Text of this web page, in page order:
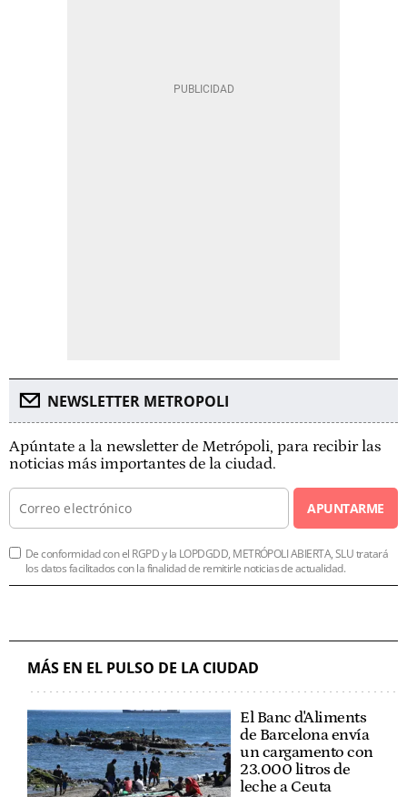
NEWSLETTER METROPOLI
Apúntate a la newsletter de Metrópoli, para recibir las
noticias más importantes de la ciudad.
APUNTARME
De conformidad con el RGPD y la LOPDGDD, METRÓPOLI ABIERTA, SLU tratará
los datos facilitados con la finalidad de remitirle noticias de actualidad.
MÁS EN EL PULSO DE LA CIUDAD
El Banc d'Aliments
de Barcelona envía
un cargamento con
23.000 litros de
leche a Ceuta